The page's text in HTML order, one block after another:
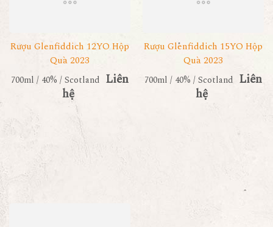
Rượu Glenfiddich 12YO Hộp
Quà 2023
700ml / 40% / Scotland Liên
hệ
Rượu Glenfiddich 15YO Hộp
Quà 2023
700ml / 40% / Scotland Liên
hệ